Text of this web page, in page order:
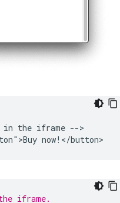
the iframe -->
iframe.